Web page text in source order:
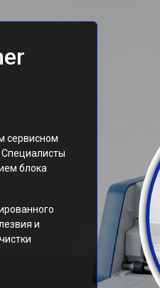
сервисном
Специалисты
блока
и